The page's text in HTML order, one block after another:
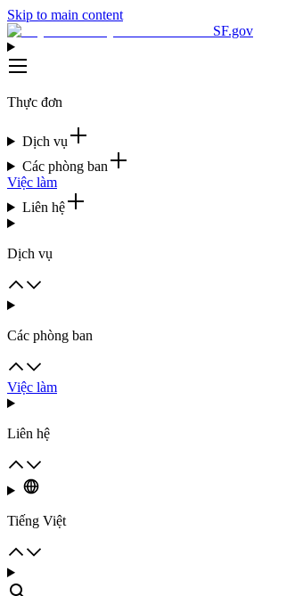
Skip to main content
SF.gov
Thực đơn
Dịch vụ
Các phòng ban
Việc làm
Liên hệ
Dịch vụ
Các phòng ban
Việc làm
Liên hệ
Tiếng Việt